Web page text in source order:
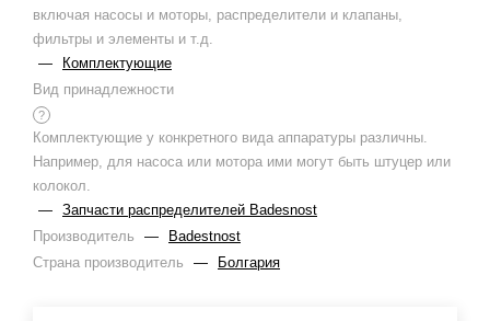
включая насосы и моторы, распределители и клапаны,
фильтры и элементы и т.д.
—
Комплектующие
Вид принадлежности
?
Комплектующие у конкретного вида аппаратуры различны.
Например, для насоса или мотора ими могут быть штуцер или
колокол.
— Запчасти распределителей Badesnost
Производитель
—
Badestnost
Страна производитель
— Болгария